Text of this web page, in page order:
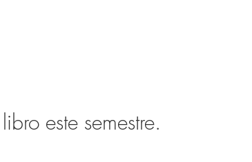
este semestre.